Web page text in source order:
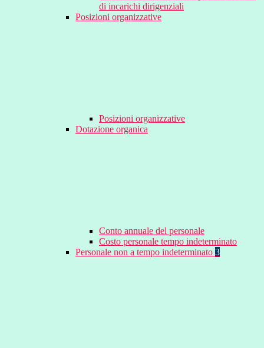
di incarichi dirigenziali
Posizioni organizzative
Posizioni organizzative
Dotazione organica
Conto annuale del personale
Costo personale tempo indeterminato
Personale non a tempo indeterminato 3